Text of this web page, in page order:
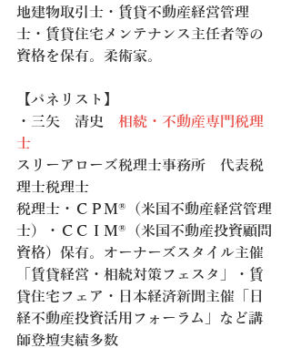
地建物取引士・賃貸不動産経営管理
士・賃貸住宅メンテナンス主任者等の
資格を保有。柔術家。
【パネリスト】
・三矢　清史 相続・不動産専門税理
士
スリーアローズ税理士事務所　代表税
理士税理士
税理士・ＣＰＭ®（米国不動産経営管理
士）・ＣＣＩＭ®（米国不動産投資顧問
資格）保有。オーナーズスタイル主催
「賃貸経営・相続対策フェスタ」・賃
貸住宅フェア・日本経済新聞主催「日
経不動産投資活用フォーラム」など講
師登壇実績多数